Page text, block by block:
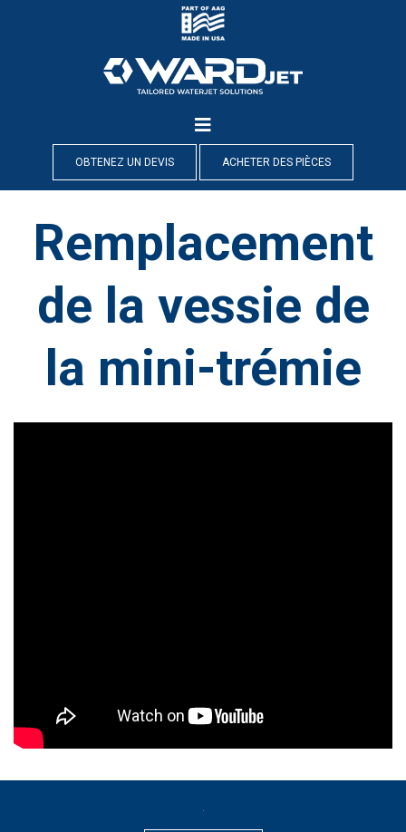
OBTENEZ UN DEVIS ACHETER DES PIÈCES
Remplacement
de la vessie de
la mini-trémie